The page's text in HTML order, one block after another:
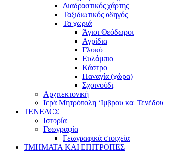
Διαδραστικός χάρτης
Ταξιδιωτικός οδηγός
Τα χωριά
Άγιοι Θεόδωροι
Αγρίδια
Γλυκύ
Ευλάμπιο
Κάστρο
Παναγία (χώρα)
Σχοινούδι
Αρχιτεκτονική
Ιερά Μητρόπολη ‘Ιμβρου και Τενέδου
ΤΕΝΕΔΟΣ
Ιστορία
Γεωγραφία
Γεωγραφικά στοιχεία
ΤΜΗΜΑΤΑ ΚΑΙ ΕΠΙΤΡΟΠΕΣ